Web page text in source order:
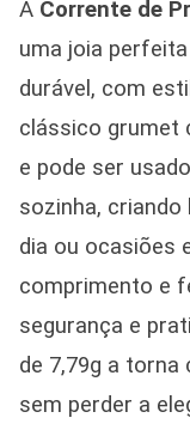
A Corrente de
uma joia
durável, com
clássico grumet
e pode ser
sozinha,
dia ou ocasiões
comprimento e
segurança e
de 7,79g a
sem perder a